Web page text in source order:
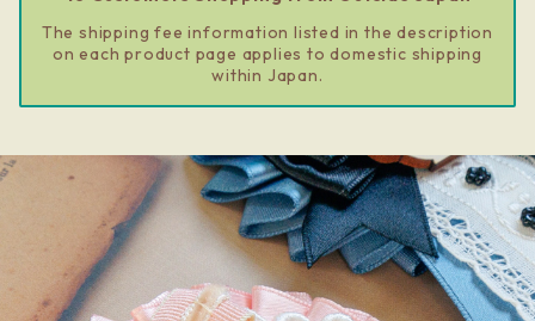
The shipping fee information listed in the description
on each product page applies to domestic shipping
within Japan.